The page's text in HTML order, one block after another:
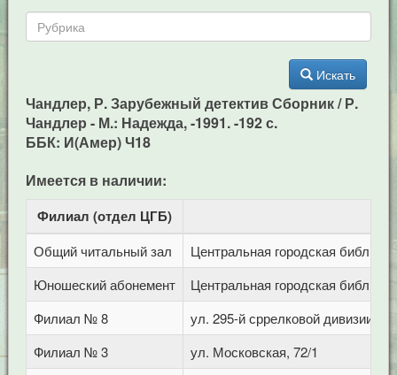
Искать
Чандлер, Р. Зарубежный детектив Сборник / Р.
Чандлер - М.: Надежда, -1991. -192 с.
ББК: И(Амер) Ч18
Имеется в наличии:
Филиал (отдел ЦГБ)
Общий читальный зал
Центральная городская
Юношеский абонемент
Центральная городская
Филиал № 8
ул. 295-й сррелковой дивизии,
Филиал № 3
ул. Московская, 72/1